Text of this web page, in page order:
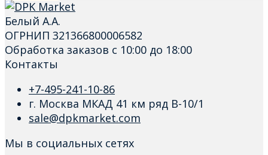
Белый А.А.
ОГРНИП 321366800006582
Обработка заказов с 10:00 до 18:00
Контакты
+7-495-241-10-86
г. Москва МКАД 41 км ряд В-10/1
sale@dpkmarket.com
Мы в социальных сетях